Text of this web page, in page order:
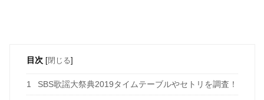
目次 [閉じる]
1 SBS歌謡大祭典2019タイムテーブルやセトリを調査！